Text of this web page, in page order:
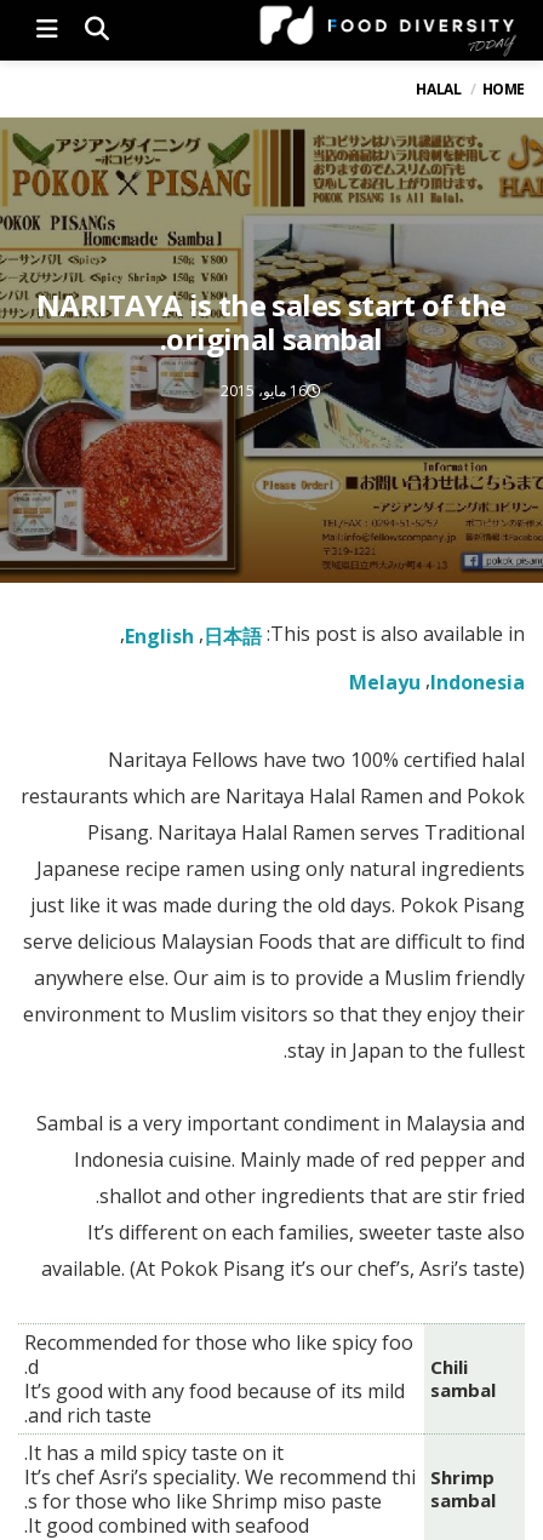
HOME
HALAL
NARITAYA is the sales start of the
original sambal.
16 مايو، 2015
This post is also available in:
日本語
English
Indonesia
Melayu
Naritaya Fellows have two 100% certified halal
restaurants which are Naritaya Halal Ramen and Pokok
Pisang. Naritaya Halal Ramen serves Traditional
Japanese recipe ramen using only natural ingredients
just like it was made during the old days. Pokok Pisang
serve delicious Malaysian Foods that are difficult to find
anywhere else. Our aim is to provide a Muslim friendly
environment to Muslim visitors so that they enjoy their
stay in Japan to the fullest.
Sambal is a very important condiment in Malaysia and
Indonesia cuisine. Mainly made of red pepper and
shallot and other ingredients that are stir fried.
It’s different on each families, sweeter taste also
available. (At Pokok Pisang it’s our chef’s, Asri’s taste)
Chili
sambal
Recommended for those who like spicy foo
d.
It’s good with any food because of its mild
and rich taste.
Shrimp
sambal
It has a mild spicy taste on it.
It’s chef Asri’s speciality. We recommend thi
s for those who like Shrimp miso paste.
It good combined with seafood.